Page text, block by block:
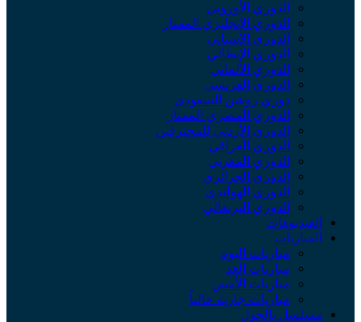
الدوري الأوروبي
الدوري الإنجليزي الممتاز
الدوري الإسباني
الدوري الإيطالي
الدوري الألماني
الدوري الفرنسي
دوري روشن السعودي
الدوري المصري الممتاز
الدوري الأردني للمحترفين
الدوري العراقي
الدوري المغربي
الدوري الجزائري
الدوري الهولندي
الدوري البرتغالي
مباريات اليوم
مباريات الغد
مباريات الأمس
مباريات جارية حالياً
بالجول